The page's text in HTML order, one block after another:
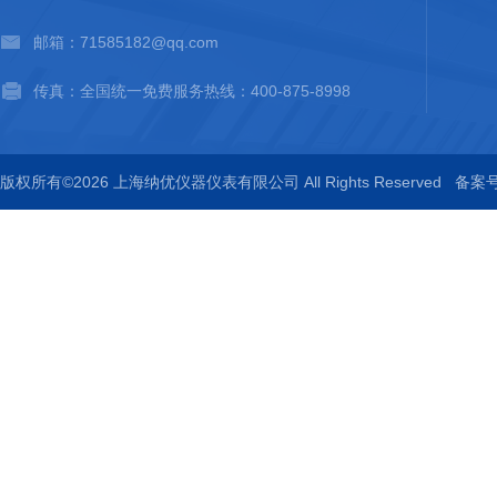
邮箱：71585182@qq.com
传真：全国统一免费服务热线：400-875-8998
版权所有©2026 上海纳优仪器仪表有限公司 All Rights Reserved 备案